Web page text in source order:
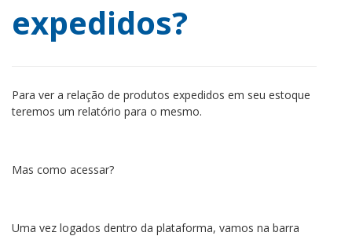
expedidos?
Para ver a relação de produtos expedidos em seu estoque
teremos um relatório para o mesmo.
Mas como acessar?
Uma vez logados dentro da plataforma, vamos na barra